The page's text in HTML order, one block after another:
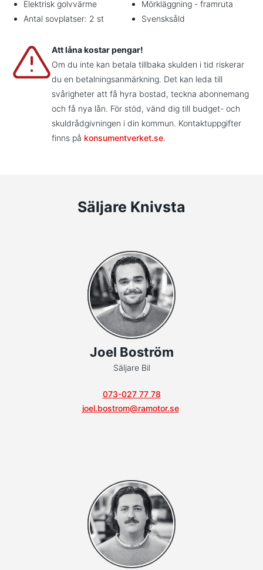
Elektrisk golvvärme
Antal sovplatser: 2 st
Mörkläggning - framruta
Svensksåld
Att låna kostar pengar!
Om du inte kan betala tillbaka skulden i tid riskerar
du en betalningsanmärkning. Det kan leda till
svårigheter att få hyra bostad, teckna abonnemang
och få nya lån. För stöd, vänd dig till budget- och
skuldrådgivningen i din kommun. Kontaktuppgifter
finns på konsumentverket.se.
Säljare Knivsta
Joel Boström
Säljare Bil
073-027 77 78
joel.bostrom@ramotor.se